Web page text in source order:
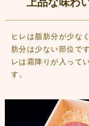
ヒレは脂肪分が少な
肪分は少ない部位で
レは霜降りが入って
す。